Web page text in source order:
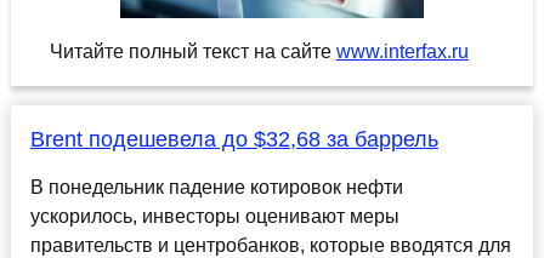
Читайте полный текст на сайте www.interfax.ru
Brent подешевела до $32,68 за баррель
В понедельник падение котировок нефти
ускорилось, инвесторы оценивают меры
правительств и центробанков, которые вводятся для